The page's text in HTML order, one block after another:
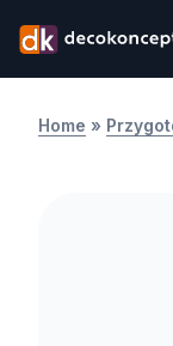
Home »